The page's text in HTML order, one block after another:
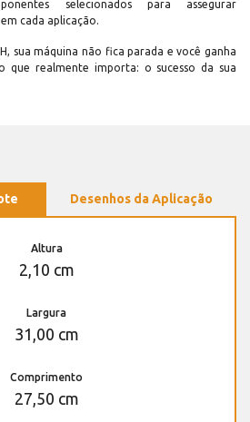
selecionados para assegurar
cada aplicação.
sua máquina não fica parada e você ganha
que realmente importa: o sucesso da sua
Desenhos da Aplicação
Altura
2,10 cm
Largura
31,00 cm
Comprimento
27,50 cm